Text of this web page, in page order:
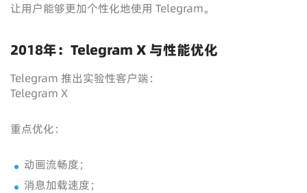
让用户能够更加个性化地使用 Telegram。
2018年：Telegram X 与性能优化
Telegram 推出实验性客户端：
Telegram X
重点优化：
动画流畅度；
消息加载速度；